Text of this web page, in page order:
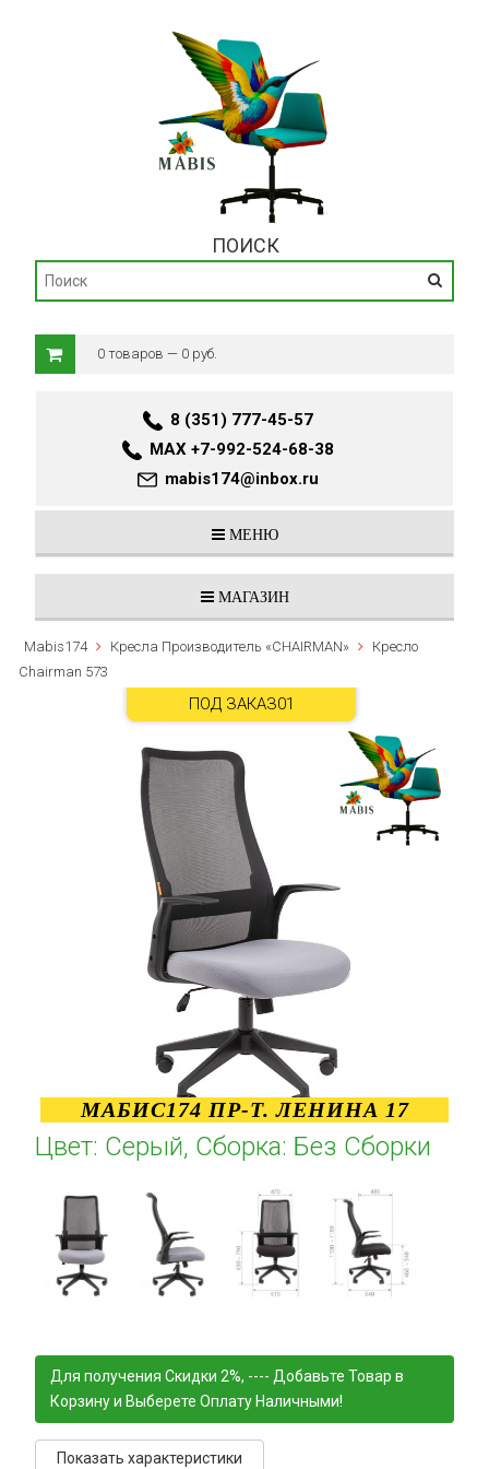
ПОИСК
0 товаров — 0 руб.
8 (351) 777-45-57
MAX +7-992-524-68-38
mabis174@inbox.ru
МЕНЮ
МАГАЗИН
Mabis174 Кресла Производитель «CHAIRMAN»
Кресло
Chairman 573
МАБИС174 ПР-Т. ЛЕНИНА 17
Цвет: Серый, Сборка: Без Сборки
ПОД ЗАКАЗ01
Для получения Скидки 2%, ---- Добавьте Товар в
Корзину и Выберете Оплату Наличными!
Показать характеристики